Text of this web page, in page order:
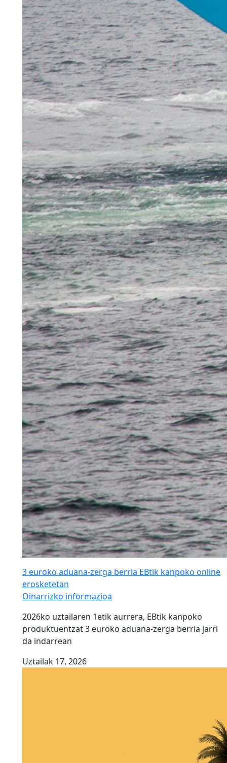
3 euroko aduana-zerga berria EBtik kanpoko online
erosketetan
Oinarrizko informazioa
2026ko uztailaren 1etik aurrera, EBtik kanpoko
produktuentzat 3 euroko aduana-zerga berria jarri
da indarrean
Uztailak 17, 2026